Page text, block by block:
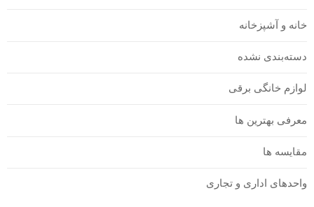
خانه و آشپزخانه
دسته‌بندی نشده
لوازم خانگی برقی
معرفی بهترین ها
مقایسه ها
واحدهای اداری و تجاری